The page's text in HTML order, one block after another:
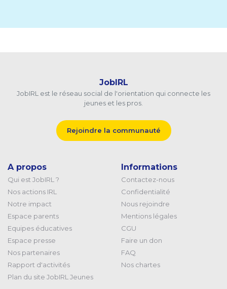
JobIRL
JobIRL est le réseau social de l'orientation qui connecte les
jeunes et les pros.
Rejoindre la communauté
A propos
Qui est JobIRL ?
Nos actions IRL
Notre impact
Espace parents
Equipes éducatives
Espace presse
Nos partenaires
Rapport d'activités
Plan du site JobIRL Jeunes
Informations
Contactez-nous
Confidentialité
Nous rejoindre
Mentions légales
CGU
Faire un don
FAQ
Nos chartes